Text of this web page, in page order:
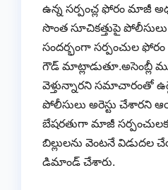
ఉన్న సర్పంచ్ల ఫోరం మాజీ
సొంత సూచికత్తుపై
సందర్భంగా సర్పంచుల
గౌడ్ మాట్లాడుతూ.అసెంబ్లీ
వెళ్తున్నారని సమాచారంతో
పోలీసులు అరెస్టు చేశారని
బేషరతుగా మాజీ
బిల్లులను వెంటనే విడుదల
డిమాండ్ చేశారు.